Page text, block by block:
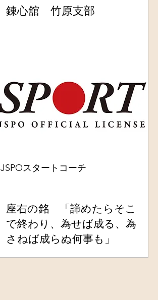
錬心舘 竹原支部
JSPOスタートコーチ
座右の銘 「諦めたらそこ
で終わり、為せば成る、為
さねば成らぬ何事も」